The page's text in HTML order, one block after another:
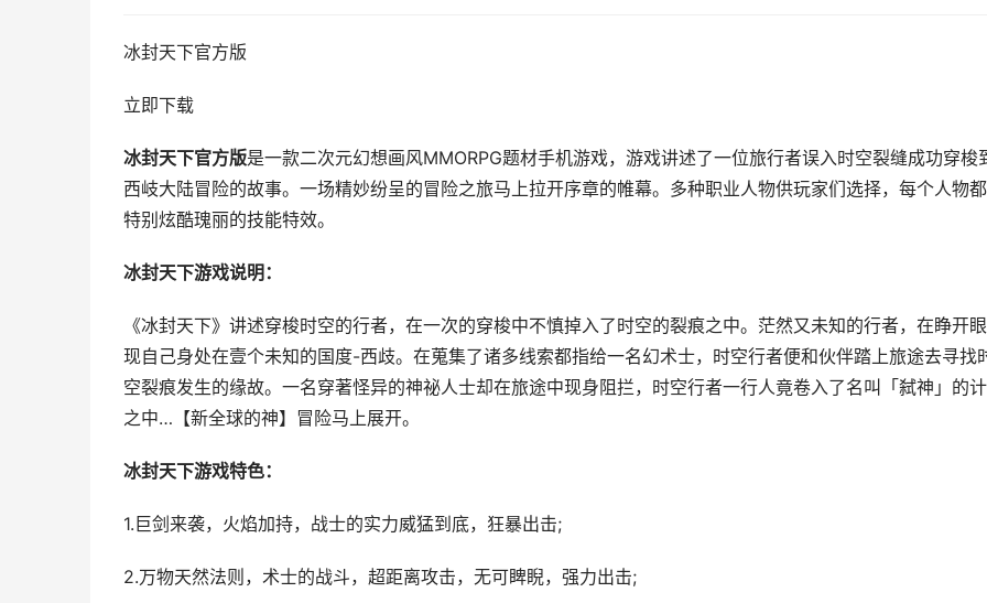
冰封天下官方版
立即下载
冰封天下官方版是一款二次元幻想画风MMORPG题材手机游戏，游戏讲述了一位旅行者误入时空裂缝成功穿梭
西岐大陆冒险的故事。一场精妙纷呈的冒险之旅马上拉开序章的帷幕。多种职业人物供玩家们选择，每个人物
特别炫酷瑰丽的技能特效。
冰封天下游戏说明：
《冰封天下》讲述穿梭时空的行者，在一次的穿梭中不慎掉入了时空的裂痕之中。茫然又未知的行者，在睁开
现自己身处在壹个未知的国度-西歧。在蒐集了诸多线索都指给一名幻术士，时空行者便和伙伴踏上旅途去寻找
空裂痕发生的缘故。一名穿著怪异的神祕人士却在旅途中现身阻拦，时空行者一行人竟卷入了名叫「弑神」的
之中…【新全球的神】冒险马上展开。
冰封天下游戏特色：
1.巨剑来袭，火焰加持，战士的实力威猛到底，狂暴出击;
2.万物天然法则，术士的战斗，超距离攻击，无可睥睨，强力出击;